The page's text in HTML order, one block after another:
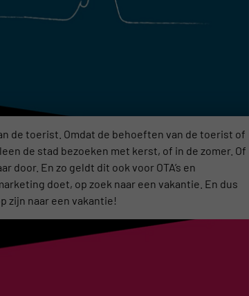
de toerist. Omdat de behoeften van de toerist of
de stad bezoeken met kerst, of in de zomer. Of
door. En zo geldt dit ook voor OTA’s en
doet, op zoek naar een vakantie. En dus
zijn naar een vakantie!